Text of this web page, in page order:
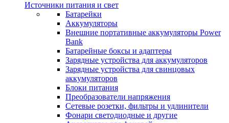
Источники питания и свет
Батарейки
Аккумуляторы
Внешние портативные аккумуляторы Power
Bank
Батарейные боксы и адаптеры
Зарядные устройства для аккумуляторов
Зарядные устройства для свинцовых
аккумуляторов
Блоки питания
Преобразователи напряжения
Сетевые розетки, фильтры и удлинители
Фонари светодиодные и другие